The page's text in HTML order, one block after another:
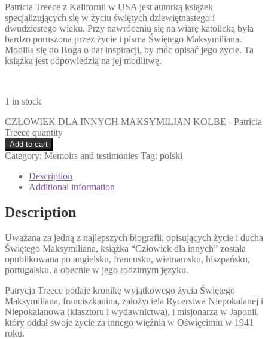
Patricia Treece z Kalifornii w USA jest autorką książek
specjalizujących się w życiu świętych dziewiętnastego i
dwudziestego wieku. Przy nawróceniu się na wiarę katolicką była
bardzo poruszona przez życie i pisma Świętego Maksymiliana.
Modliła się do Boga o dar inspiracji, by móc opisać jego życie. Ta
książka jest odpowiedzią na jej modlitwę.
1 in stock
CZŁOWIEK DLA INNYCH MAKSYMILIAN KOLBE - Patricia
Treece quantity
Add to cart
Category: Memoirs and testimonies Tag: polski
Description
Additional information
Description
Uważana za jedną z najlepszych biografii, opisujących życie i ducha
Świętego Maksymiliana, książka “Człowiek dla innych” została
opublikowana po angielsku, francusku, wietnamsku, hiszpańsku,
portugalsku, a obecnie w jego rodzimym języku.
Patrycja Treece podaje kronikę wyjątkowego życia Świętego
Maksymiliana, franciszkanina, założyciela Rycerstwa Niepokalanej i
Niepokalanowa (klasztoru i wydawnictwa), i misjonarza w Japonii,
który oddał swoje życie za innego więźnia w Oświęcimiu w 1941
roku.